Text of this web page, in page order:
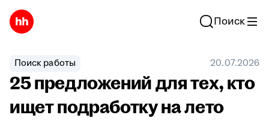
Поиск
Поиск работы 20.07.2026
25 предложений для тех, кто
ищет подработку на лето